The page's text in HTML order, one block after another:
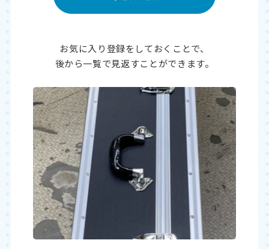
お気に入り登録をしておくことで、
後から一覧で見返すことができます。